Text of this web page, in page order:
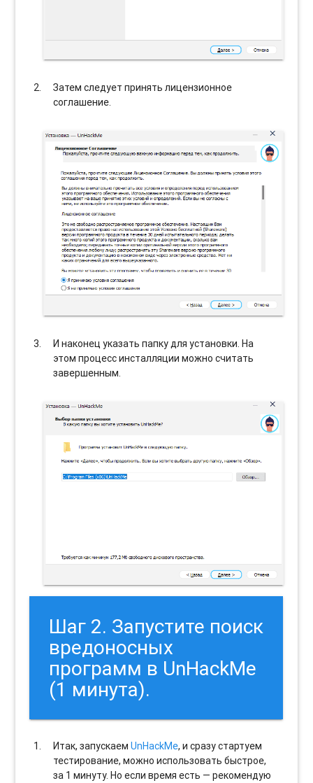
Затем следует принять лицензионное
соглашение.
И наконец указать папку для установки. На
этом процесс инсталляции можно считать
завершенным.
Шаг 2. Запустите поиск
вредоносных
программ в UnHackMe
(1 минута).
Итак, запускаемUnHackMe, и сразу стартуем
тестирование, можно использовать быстрое,
за 1 минуту. Но если время есть — рекомендую